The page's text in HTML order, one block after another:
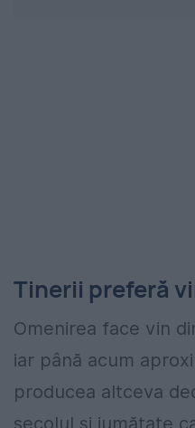
Tinerii preferă
Omenirea face vin
iar până acum
producea altceva
secolul și jumătate